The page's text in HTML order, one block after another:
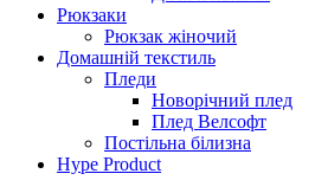
Рюкзаки
Рюкзак жіночий
Домашній текстиль
Пледи
Новорічний плед
Плед Велсофт
Постільна білизна
Hype Product